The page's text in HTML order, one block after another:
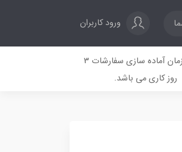
ورود کاربران
زمان آماده سازی سفارشات 3
روز کاری می باشد.